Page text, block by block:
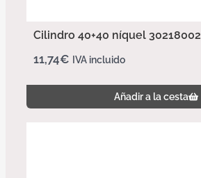
Cilindro 40+40 níquel 30218002
11,74€ IVA incluido
Añadir a la cesta